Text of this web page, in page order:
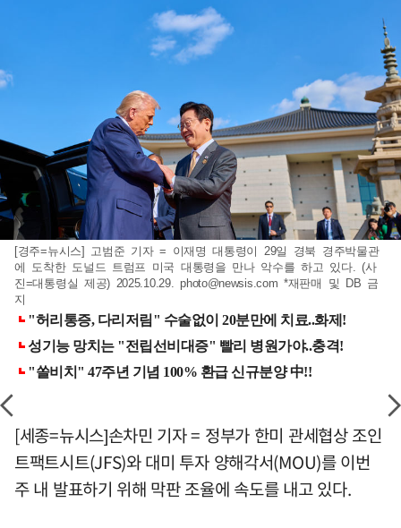
[경주=뉴시스] 고범준 기자 = 이재명 대통령이 29일 경북 경주박물관
에 도착한 도널드 트럼프 미국 대통령을 만나 악수를 하고 있다. (사
진=대통령실 제공) 2025.10.29.photo@newsis.com *재판매 및 DB 금
지
[세종=뉴시스]손차민 기자 = 정부가 한미 관세협상 조인
트팩트시트(JFS)와 대미 투자 양해각서(MOU)를 이번
주 내 발표하기 위해 막판 조율에 속도를 내고 있다.